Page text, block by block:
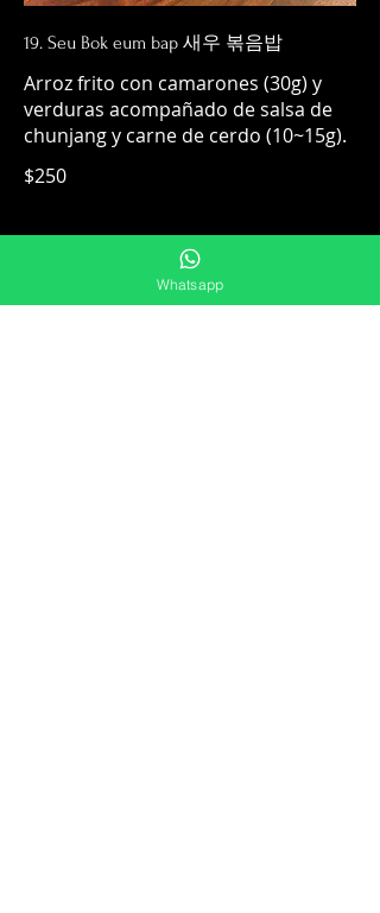
19. Seu Bok eum bap 새우 볶음밥
Arroz frito con camarones (30g) y
verduras acompañado de salsa de
chunjang y carne de cerdo (10~15g).
$250
Whatsapp